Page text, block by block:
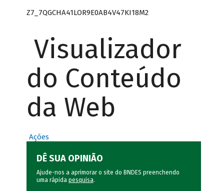
Z7_7QGCHA41LOR9E0AB4V47KI18M2
Visualizador
do Conteúdo
da Web
Ações
DÊ SUA OPINIÃO
Ajude-nos a aprimorar o site do BNDES preenchendo
uma rápida pesquisa.